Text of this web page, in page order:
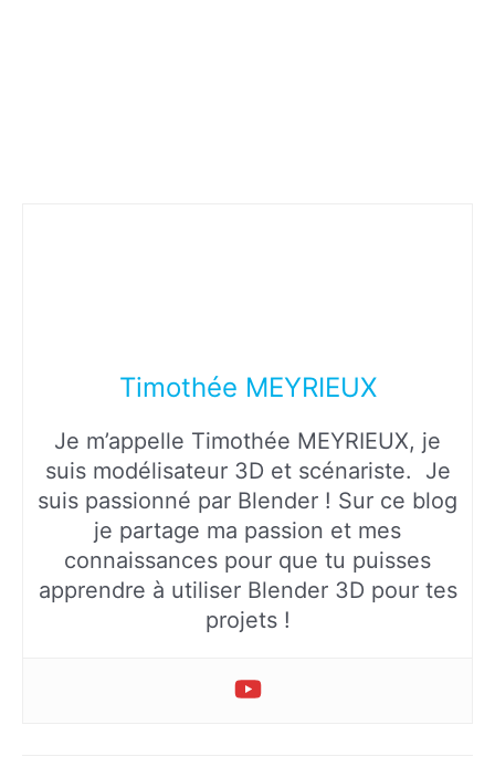
Timothée MEYRIEUX
Je m’appelle Timothée MEYRIEUX, je
suis modélisateur 3D et scénariste. Je
suis passionné par Blender ! Sur ce blog
je partage ma passion et mes
connaissances pour que tu puisses
apprendre à utiliser Blender 3D pour tes
projets !